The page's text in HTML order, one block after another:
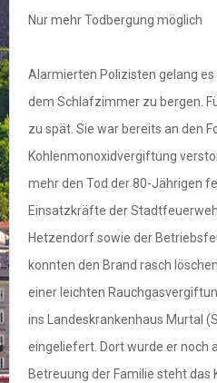
Nur mehr Todbergung möglich
Alarmierten Polizisten gelang
dem Schlafzimmer zu bergen.
zu spät. Sie war bereits an den
Kohlenmonoxidvergiftung
mehr den Tod der 80-Jährigen
Einsatzkräfte der
Hetzendorf sowie der
konnten den Brand rasch
einer leichten
ins Landeskrankenhaus Murtal
eingeliefert. Dort wurde er noch
Betreuung der Familie steht